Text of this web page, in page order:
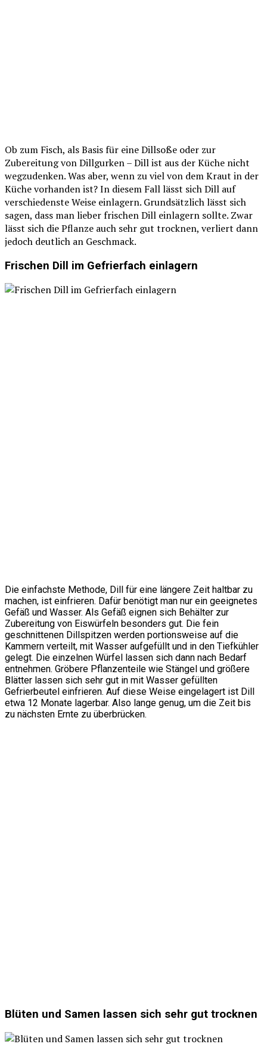
Ob zum Fisch, als Basis für eine Dillsoße oder zur
Zubereitung von Dillgurken – Dill ist aus der Küche nicht
wegzudenken. Was aber, wenn zu viel von dem Kraut in der
Küche vorhanden ist? In diesem Fall lässt sich Dill auf
verschiedenste Weise einlagern. Grundsätzlich lässt sich
sagen, dass man lieber frischen Dill einlagern sollte. Zwar
lässt sich die Pflanze auch sehr gut trocknen, verliert dann
jedoch deutlich an Geschmack.
Frischen Dill im Gefrierfach einlagern
Die einfachste Methode, Dill für eine längere Zeit haltbar zu
machen, ist einfrieren. Dafür benötigt man nur ein geeignetes
Gefäß und Wasser. Als Gefäß eignen sich Behälter zur
Zubereitung von Eiswürfeln besonders gut. Die fein
geschnittenen Dillspitzen werden portionsweise auf die
Kammern verteilt, mit Wasser aufgefüllt und in den Tiefkühler
gelegt. Die einzelnen Würfel lassen sich dann nach Bedarf
entnehmen. Gröbere Pflanzenteile wie Stängel und größere
Blätter lassen sich sehr gut in mit Wasser gefüllten
Gefrierbeutel einfrieren. Auf diese Weise eingelagert ist Dill
etwa 12 Monate lagerbar. Also lange genug, um die Zeit bis
zu nächsten Ernte zu überbrücken.
Blüten und Samen lassen sich sehr gut trocknen